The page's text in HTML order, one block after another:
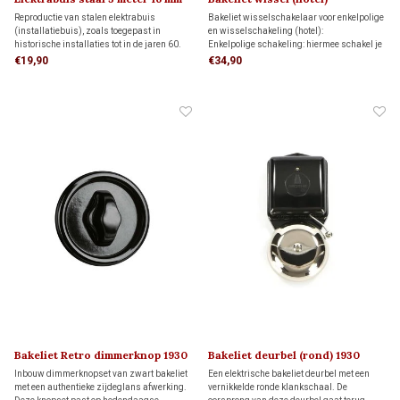
Reproductie van stalen elektrabuis
(installatiebuis), zoals toegepast in
historische installaties tot in de jaren 60.
De metalen buis heeft een druksterkte van
€19,90
schakelaar 1930
Bakeliet wisselschakelaar voor enkelpolige
en wisselschakeling (hotel):
Enkelpolige schakeling: hiermee schakel je
een lamp vanaf één schakelaar aan en uit.
€34,90
Bakeliet Retro dimmerknop 1930
Inbouw dimmerknopset van zwart bakeliet
met een authentieke zijdeglans afwerking.
Bakeliet deurbel (rond) 1930
Een elektrische bakeliet deurbel met een
vernikkelde ronde klankschaal. De